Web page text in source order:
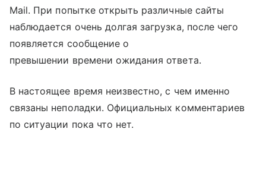
Mail. При попытке открыть различные сайты
наблюдается очень долгая загрузка, после чего
появляется сообщение о
превышении времени ожидания ответа.
В настоящее время неизвестно, с чем именно
связаны неполадки. Официальных комментариев
по ситуации пока что нет.